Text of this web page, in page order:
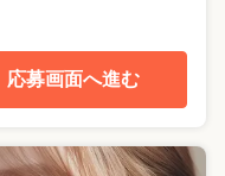
応募画面へ進む